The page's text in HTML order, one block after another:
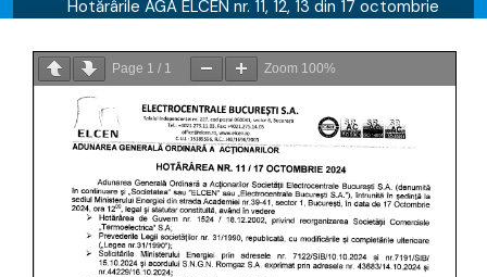
Hotărârile AGA ELCEN nr. 11, 12, 13 din 17 octombrie
Page 1 / 1 Zoom 100%